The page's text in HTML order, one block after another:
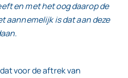
en met het oog daarop de
aannemelijk is dat aan deze
voor de aftrek van